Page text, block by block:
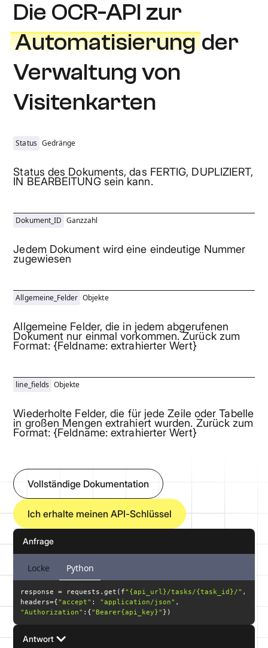
Die OCR-API zur
Automatisierungder
Verwaltung von
Visitenkarten
Status Gedränge
Status des Dokuments, das FERTIG, DUPLIZIERT,
IN BEARBEITUNG sein kann.
Dokument_ID Ganzzahl
Jedem Dokument wird eine eindeutige Nummer
zugewiesen
Allgemeine_Felder Objekte
Allgemeine Felder, die in jedem abgerufenen
Dokument nur einmal vorkommen. Zurück zum
Format: {Feldname: extrahierter Wert}
line_fields Objekte
Wiederholte Felder, die für jede Zeile oder Tabelle
in großen Mengen extrahiert wurden. Zurück zum
Format: {Feldname: extrahierter Wert}
Vollständige Dokumentation
Ich erhalte meinen API-Schlüssel
Anfrage
Locke Python
response = requests.get(f"{api_url}/tasks/{task_id}/"
headers={"accept" : "application/json"
"Authorization" :{"Bearer{api_key}" })
Antwort